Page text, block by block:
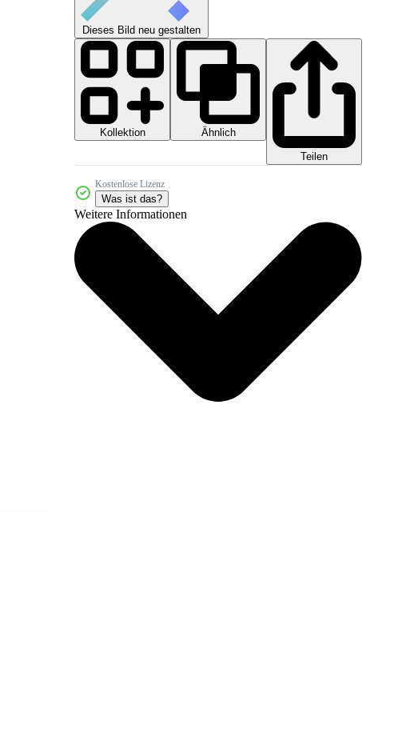
Dieses Bild neu gestalten
Kollektion
Ähnlich
Teilen
Kostenlose Lizenz
Was ist das?
Weitere Informationen